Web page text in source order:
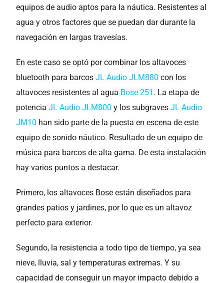
equipos de audio aptos para la náutica. Resistentes al
agua y otros factores que se puedan dar durante la
navegación en largas travesías.
En este caso se optó por combinar los altavoces
bluetooth para barcosJL Audio JLM880 con los
altavoces resistentes al agua Bose 251 . La etapa de
potenciaJL Audio JLM800 y los subgravesJL Audio
JM10 han sido parte de la puesta en escena de este
equipo de sonido náutico. Resultado de un equipo de
música para barcos de alta gama. De esta instalación
hay varios puntos a destacar.
Primero, los altavoces Bose están diseñados para
grandes patios y jardines, por lo que es un altavoz
perfecto para exterior.
Segundo, la resistencia a todo tipo de tiempo, ya sea
nieve, lluvia, sal y temperaturas extremas. Y su
capacidad de conseguir un mayor impacto debido a